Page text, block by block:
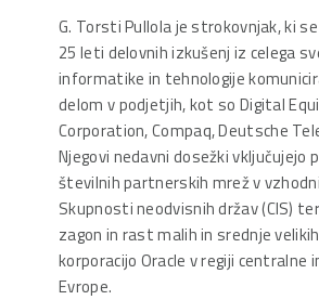
G. Torsti Pullola je strokovnjak, ki
25 leti delovnih izkušenj iz celega
informatike in tehnologije
delom v podjetjih, kot so Digital
Corporation, Compaq, Deutsche
Njegovi nedavni dosežki vključujejo
številnih partnerskih mrež v
Skupnosti neodvisnih držav (CIS)
zagon in rast malih in srednje
korporacijo Oracle v regiji centralne
Evrope.